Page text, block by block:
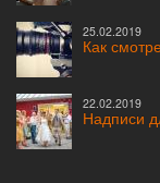
25.02.2019
Как
22.02.2019
Надписи